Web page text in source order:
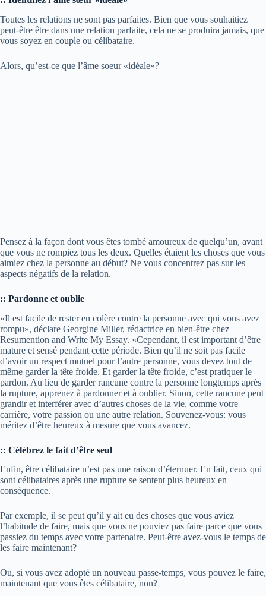
Toutes les relations ne sont pas parfaites. Bien que vous souhaitiez
peut-être être dans une relation parfaite, cela ne se produira jamais, que
vous soyez en couple ou célibataire.
Alors, qu’est-ce que l’âme soeur «idéale»?
Pensez à la façon dont vous êtes tombé amoureux de quelqu’un, avant
que vous ne rompiez tous les deux. Quelles étaient les choses que vous
aimiez chez la personne au début? Ne vous concentrez pas sur les
aspects négatifs de la relation.
:: Pardonne et oublie
«Il est facile de rester en colère contre la personne avec qui vous avez
rompu», déclare Georgine Miller, rédactrice en bien-être chez
Resumention and Write My Essay. «Cependant, il est important d’être
mature et sensé pendant cette période. Bien qu’il ne soit pas facile
d’avoir un respect mutuel pour l’autre personne, vous devez tout de
même garder la tête froide. Et garder la tête froide, c’est pratiquer le
pardon. Au lieu de garder rancune contre la personne longtemps après
la rupture, apprenez à pardonner et à oublier. Sinon, cette rancune peut
grandir et interférer avec d’autres choses de la vie, comme votre
carrière, votre passion ou une autre relation. Souvenez-vous: vous
méritez d’être heureux à mesure que vous avancez.
:: Célébrez le fait d’être seul
Enfin, être célibataire n’est pas une raison d’éternuer. En fait, ceux qui
sont célibataires après une rupture se sentent plus heureux en
conséquence.
Par exemple, il se peut qu’il y ait eu des choses que vous aviez
l’habitude de faire, mais que vous ne pouviez pas faire parce que vous
passiez du temps avec votre partenaire. Peut-être avez-vous le temps de
les faire maintenant?
Ou, si vous avez adopté un nouveau passe-temps, vous pouvez le faire,
maintenant que vous êtes célibataire, non?